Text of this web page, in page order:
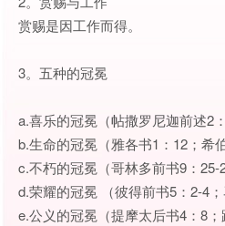
赏赐是因工作而得。
3。五种的冠冕
a.喜乐的冠冕（帖撒罗尼迦前述2
b.生命的冠冕（雅各书1：12；希
c.不朽的冠冕（哥林多前书9：25-
d.荣耀的冠冕 （彼得前书5：2-4；
e.公义的冠冕（提摩太后书4：8；